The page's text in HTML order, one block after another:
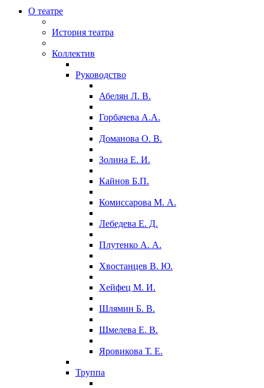
О театре
История театра
Коллектив
Руководство
Абелян Л. В.
Горбачева А.А.
Доманова О. В.
Золина Е. И.
Кайнов Б.П.
Комиссарова М. А.
Лебедева Е. Д.
Плутенко А. А.
Хвостанцев В. Ю.
Хейфец М. И.
Шлямин Б. В.
Шмелева Е. В.
Яровикова Т. Е.
Труппа